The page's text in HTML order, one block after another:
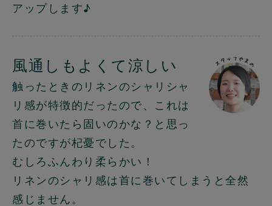
アップします♪
風通しもよくて涼しい
触ったときのリネンのシャリシャ
リ感が特徴的だったので、これは
首に巻いたら固いのかな？と思っ
たのですが杞憂でした。
むしろふんわり柔らかい！
リネンのシャリ感は首に巻いてしまうと全然
感じません。